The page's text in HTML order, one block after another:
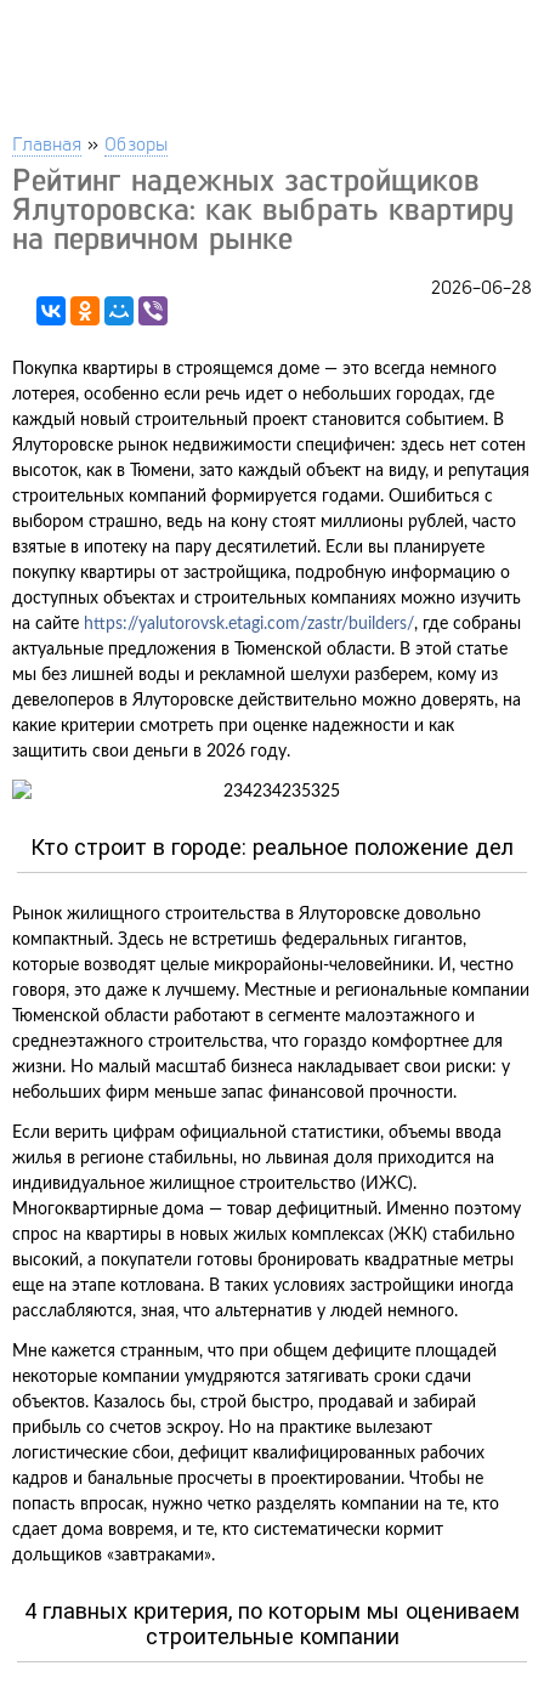
Главная » Обзоры
Рейтинг надежных застройщиков
Ялуторовска: как выбрать квартиру
на первичном рынке
2026-06-28
Покупка квартиры в строящемся доме — это всегда немного
лотерея, особенно если речь идет о небольших городах, где
каждый новый строительный проект становится событием. В
Ялуторовске рынок недвижимости специфичен: здесь нет сотен
высоток, как в Тюмени, зато каждый объект на виду, и репутация
строительных компаний формируется годами. Ошибиться с
выбором страшно, ведь на кону стоят миллионы рублей, часто
взятые в ипотеку на пару десятилетий. Если вы планируете
покупку квартиры от застройщика, подробную информацию о
доступных объектах и строительных компаниях можно изучить
на сайте https://yalutorovsk.etagi.com/zastr/builders/, где собраны
актуальные предложения в Тюменской области. В этой статье
мы без лишней воды и рекламной шелухи разберем, кому из
девелоперов в Ялуторовске действительно можно доверять, на
какие критерии смотреть при оценке надежности и как
защитить свои деньги в 2026 году.
Кто строит в городе: реальное положение дел
Рынок жилищного строительства в Ялуторовске довольно
компактный. Здесь не встретишь федеральных гигантов,
которые возводят целые микрорайоны-человейники. И, честно
говоря, это даже к лучшему. Местные и региональные компании
Тюменской области работают в сегменте малоэтажного и
среднеэтажного строительства, что гораздо комфортнее для
жизни. Но малый масштаб бизнеса накладывает свои риски: у
небольших фирм меньше запас финансовой прочности.
Если верить цифрам официальной статистики, объемы ввода
жилья в регионе стабильны, но львиная доля приходится на
индивидуальное жилищное строительство (ИЖС).
Многоквартирные дома — товар дефицитный. Именно поэтому
спрос на квартиры в новых жилых комплексах (ЖК) стабильно
высокий, а покупатели готовы бронировать квадратные метры
еще на этапе котлована. В таких условиях застройщики иногда
расслабляются, зная, что альтернатив у людей немного.
Мне кажется странным, что при общем дефиците площадей
некоторые компании умудряются затягивать сроки сдачи
объектов. Казалось бы, строй быстро, продавай и забирай
прибыль со счетов эскроу. Но на практике вылезают
логистические сбои, дефицит квалифицированных рабочих
кадров и банальные просчеты в проектировании. Чтобы не
попасть впросак, нужно четко разделять компании на те, кто
сдает дома вовремя, и те, кто систематически кормит
дольщиков «завтраками».
4 главных критерия, по которым мы оцениваем
строительные компании